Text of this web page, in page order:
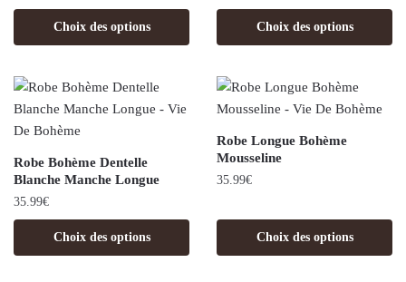
Choix des options Choix des options
Robe Bohème Dentelle
Blanche Manche Longue
35.99€
Choix des options
Robe Longue Bohème
Mousseline
35.99€
Choix des options